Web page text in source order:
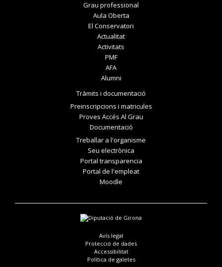
Grau professional
Aula Oberta
El Conservatori
Actualitat
Activitats
PMF
AFA
Alumni
Tràmits i documentació
Preinscripcions i matricules
Proves Accés Al Grau
Documentació
Treballar a l'organisme
Seu electrònica
Portal transparencia
Portal de l'empleat
Moodle
Avís legal
Protecció de dades
Accessibilitat
Política de galetes